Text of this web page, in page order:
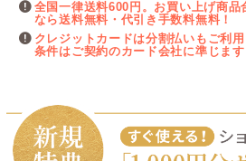
全国一律送料600円。お買い上げ商
なら送料無料・代引き手数料無料！
クレジットカードは分割払いもご利
条件はご契約のカード会社に準じます